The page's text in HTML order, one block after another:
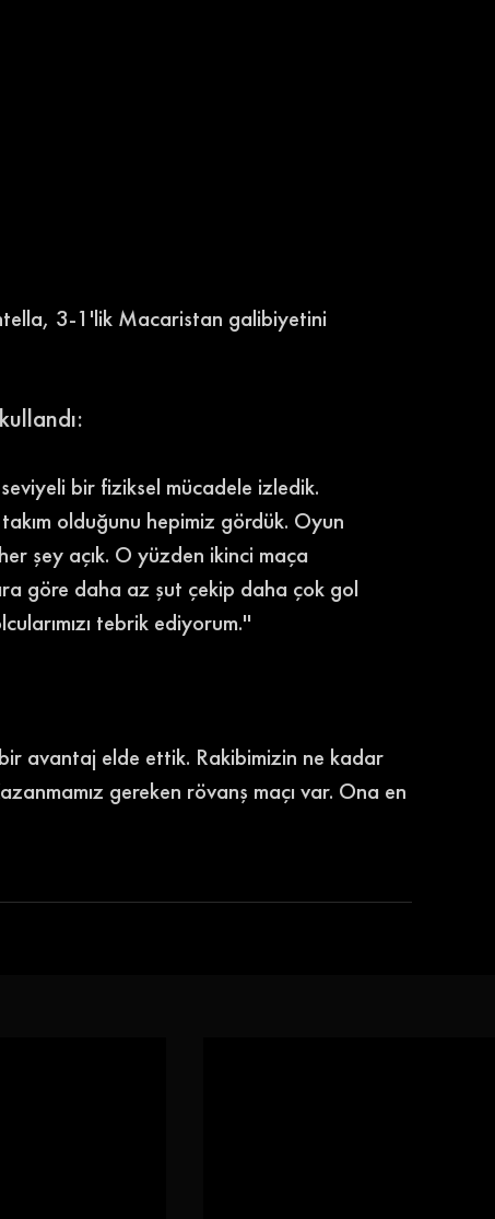
3-1'lik Macaristan galibiyetini
bir fiziksel mücadele izledik.
olduğunu hepimiz gördük. Oyun
şey açık. O yüzden ikinci maça
göre daha az şut çekip daha çok gol
tebrik ediyorum.''
avantaj elde ettik. Rakibimizin ne kadar
gereken rövanş maçı var. Ona en